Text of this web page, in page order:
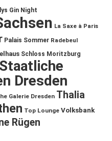
Gin Night
La Saxe à Paris
Palais Sommer Radebeul
Schloss Moritzburg
Staatliche
Dresden
Galerie Dresden Thalia
Top Lounge Volksbank
Rügen